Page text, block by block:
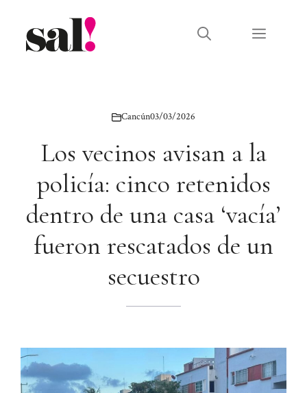
contenido
Menú
Cancún03/03/2026
Los vecinos avisan a la
policía: cinco retenidos
dentro de una casa ‘vacía’
fueron rescatados de un
secuestro